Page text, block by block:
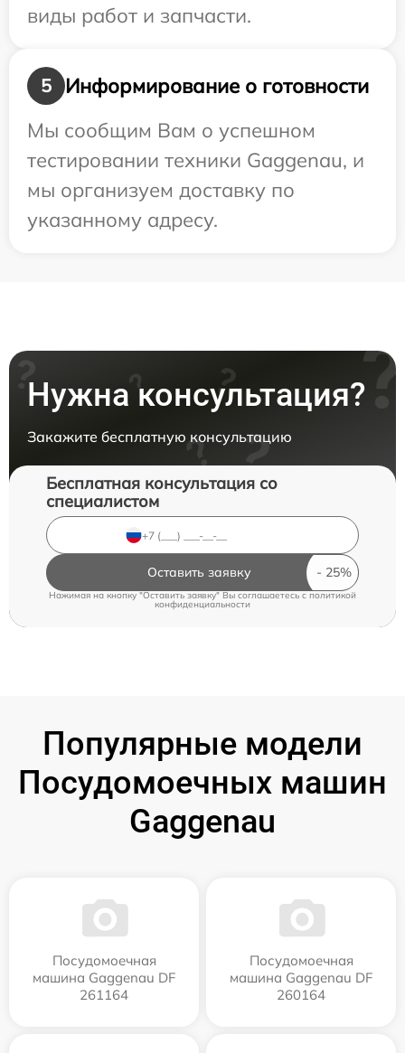
виды работ и запчасти.
5
Информирование о готовности
Мы сообщим Вам о успешном
тестировании техники Gaggenau, и
мы организуем доставку по
указанному адресу.
Нужна консультация?
Закажите бесплатную консультацию
Бесплатная консультация со
специалистом
Оставить заявку
Нажимая на кнопку "Оставить заявку" Вы соглашаетесь cполитикой
конфиденциальности
Популярные модели
Посудомоечных машин
Gaggenau
Посудомоечная
машина Gaggenau DF
261164
Посудомоечная
машина Gaggenau DF
260164